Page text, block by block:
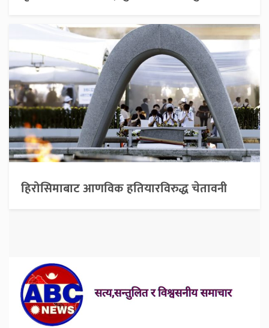
हिरोसिमाबाट आणविक हतियारविरुद्ध चेतावनी